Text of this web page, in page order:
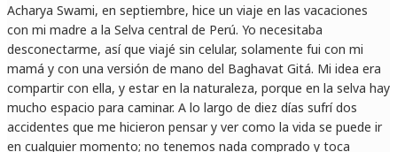
Acharya Swami, en septiembre, hice un viaje en las vacaciones
con mi madre a la Selva central de Perú. Yo necesitaba
desconectarme, así que viajé sin celular, solamente fui con mi
mamá y con una versión de mano del Baghavat Gitá. Mi idea era
compartir con ella, y estar en la naturaleza, porque en la selva hay
mucho espacio para caminar. A lo largo de diez días sufrí dos
accidentes que me hicieron pensar y ver como la vida se puede ir
en cualquier momento; no tenemos nada comprado y toca